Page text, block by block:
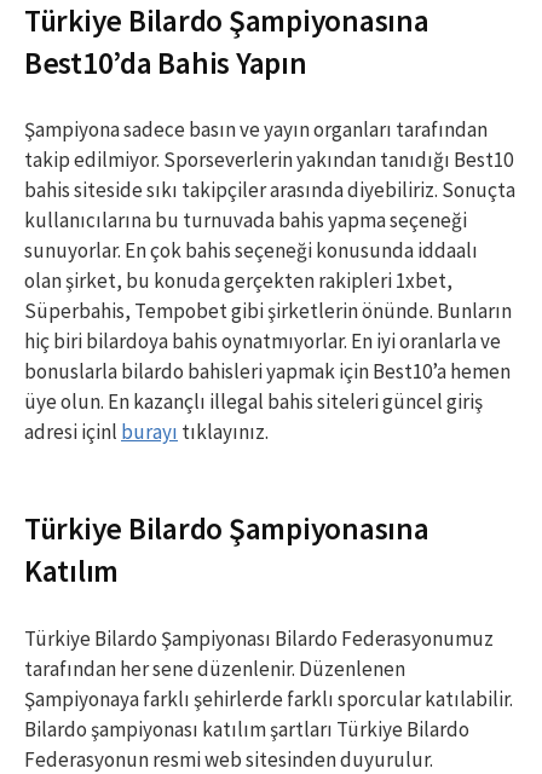
Türkiye Bilardo Şampiyonasına
Best10’da Bahis Yapın
Şampiyona sadece basın ve yayın organları tarafından
takip edilmiyor. Sporseverlerin yakından tanıdığı Best10
bahis siteside sıkı takipçiler arasında diyebiliriz. Sonuçta
kullanıcılarına bu turnuvada bahis yapma seçeneği
sunuyorlar. En çok bahis seçeneği konusunda iddaalı
olan şirket, bu konuda gerçekten rakipleri 1xbet,
Süperbahis, Tempobet gibi şirketlerin önünde. Bunların
hiç biri bilardoya bahis oynatmıyorlar. En iyi oranlarla ve
bonuslarla bilardo bahisleri yapmak için Best10’a hemen
üye olun. En kazançlı illegal bahis siteleri güncel giriş
adresi içinl burayı tıklayınız.
Türkiye Bilardo Şampiyonasına
Katılım
Türkiye Bilardo Şampiyonası Bilardo Federasyonumuz
tarafından her sene düzenlenir. Düzenlenen
Şampiyonaya farklı şehirlerde farklı sporcular katılabilir.
Bilardo şampiyonası katılım şartları Türkiye Bilardo
Federasyonun resmi web sitesinden duyurulur.